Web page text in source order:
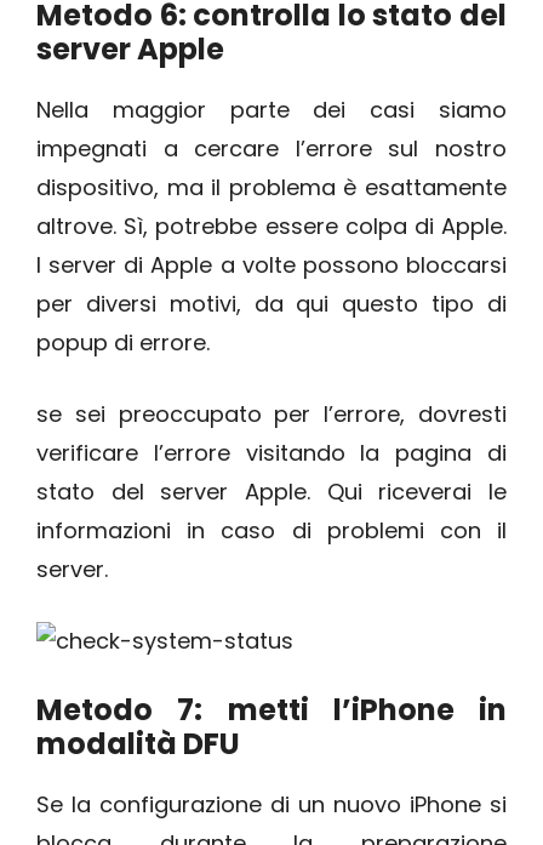
Metodo 6: controlla lo stato del
server Apple
Nella maggior parte dei casi siamo
impegnati a cercare l’errore sul nostro
dispositivo, ma il problema è esattamente
altrove. Sì, potrebbe essere colpa di Apple.
I server di Apple a volte possono bloccarsi
per diversi motivi, da qui questo tipo di
popup di errore.
se sei preoccupato per l’errore, dovresti
verificare l’errore visitando la pagina di
stato del server Apple. Qui riceverai le
informazioni in caso di problemi con il
server.
Metodo 7: metti l’iPhone in
modalità DFU
Se la configurazione di un nuovo iPhone si